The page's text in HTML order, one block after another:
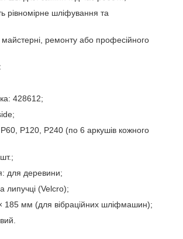
рівномірне шліфування та
майстерні, ремонту або професійного
428612;
P60, P120, P240 (по 6 аркушів кожного
для деревини;
липучці (Velcro);
185 мм (для вібраційних шліфмашин);